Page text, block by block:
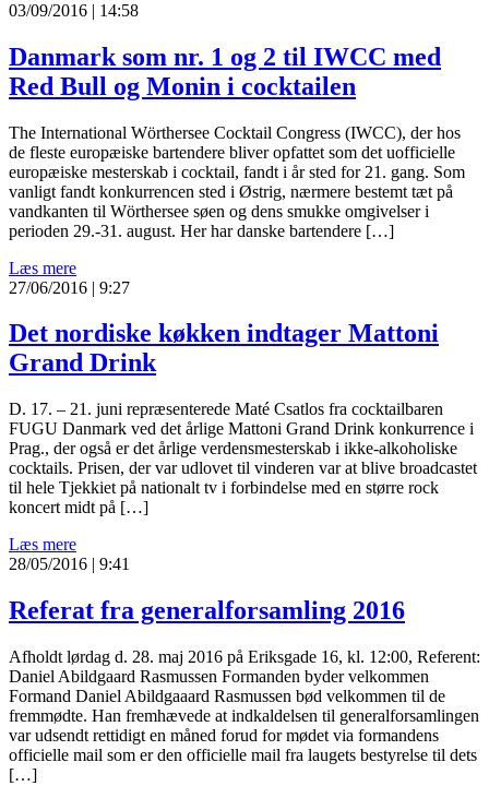
03/09/2016 | 14:58
Danmark som nr. 1 og 2 til IWCC med
Red Bull og Monin i cocktailen
The International Wörthersee Cocktail Congress (IWCC), der hos
de fleste europæiske bartendere bliver opfattet som det uofficielle
europæiske mesterskab i cocktail, fandt i år sted for 21. gang. Som
vanligt fandt konkurrencen sted i Østrig, nærmere bestemt tæt på
vandkanten til Wörthersee søen og dens smukke omgivelser i
perioden 29.-31. august. Her har danske bartendere […]
Læs mere
27/06/2016 | 9:27
Det nordiske køkken indtager Mattoni
Grand Drink
D. 17. – 21. juni repræsenterede Maté Csatlos fra cocktailbaren
FUGU Danmark ved det årlige Mattoni Grand Drink konkurrence i
Prag., der også er det årlige verdensmesterskab i ikke-alkoholiske
cocktails. Prisen, der var udlovet til vinderen var at blive broadcastet
til hele Tjekkiet på nationalt tv i forbindelse med en større rock
koncert midt på […]
Læs mere
28/05/2016 | 9:41
Referat fra generalforsamling 2016
Afholdt lørdag d. 28. maj 2016 på Eriksgade 16, kl. 12:00, Referent:
Daniel Abildgaard Rasmussen Formanden byder velkommen
Formand Daniel Abildgaaard Rasmussen bød velkommen til de
fremmødte. Han fremhævede at indkaldelsen til generalforsamlingen
var udsendt rettidigt en måned forud for mødet via formandens
officielle mail som er den officielle mail fra laugets bestyrelse til dets
[…]